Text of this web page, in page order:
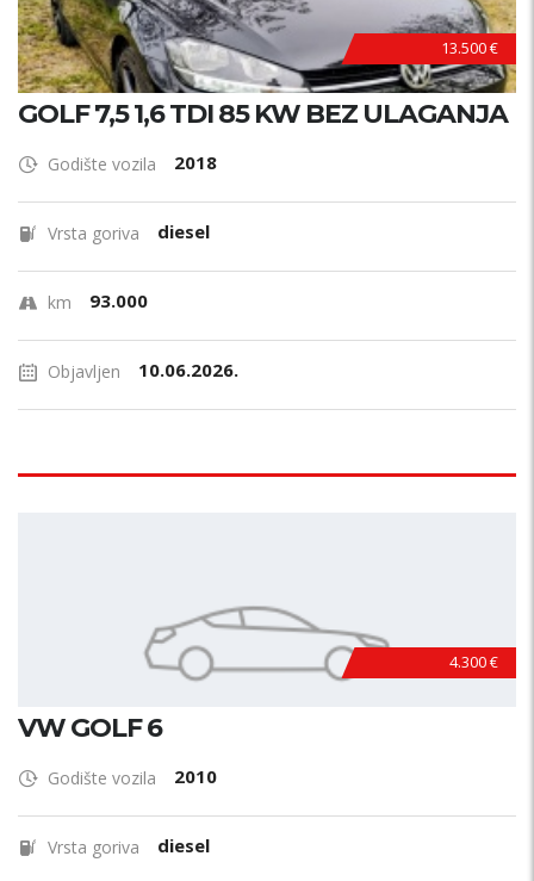
13.500 €
GOLF 7,5 1,6 TDI 85 KW BEZ ULAGANJA
Godište vozila 2018
Vrsta goriva diesel
km 93.000
Objavljen 10.06.2026.
4.300 €
VW GOLF 6
Godište vozila 2010
Vrsta goriva diesel